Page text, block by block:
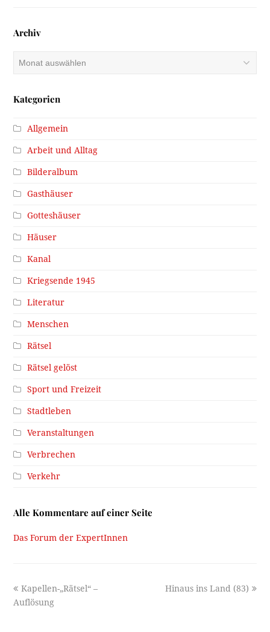
Archiv
Archiv
Kategorien
Allgemein
Arbeit und Alltag
Bilderalbum
Gasthäuser
Gotteshäuser
Häuser
Kanal
Kriegsende 1945
Literatur
Menschen
Rätsel
Rätsel gelöst
Sport und Freizeit
Stadtleben
Veranstaltungen
Verbrechen
Verkehr
Alle Kommentare auf einer Seite
Das Forum der ExpertInnen
previous
post:
Kapellen-„Rätsel“ –
Auflösung
next
Hinaus ins Land (83)